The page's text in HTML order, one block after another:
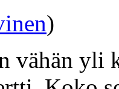
)
vähän yli